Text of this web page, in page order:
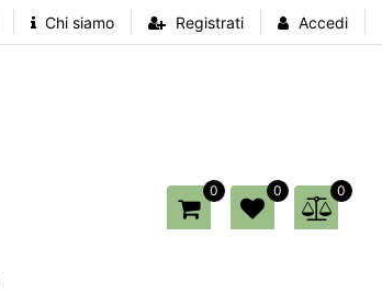
Chi siamo Registrati Accedi
0 0 0